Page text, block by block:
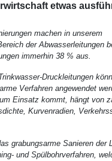
etwas
machen in unserem
der Abwasserleitungen
immerhin 38 % aus.
Druckleitungen
Verfahren angewendet
Einsatz kommt, hängt von
Kurvenradien,
grabungsarme Sanieren der
und Spülbohrverfahren,